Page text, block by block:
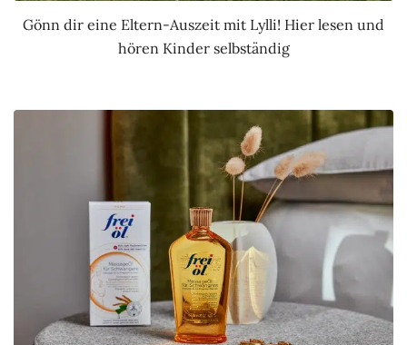
Gönn dir eine Eltern-Auszeit mit Lylli! Hier lesen und
hören Kinder selbständig